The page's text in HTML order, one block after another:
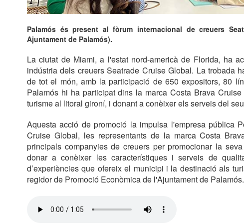
Palamós és present al fòrum internacional de creuers
Ajuntament de Palamós).
La ciutat de Miami, a l'estat nord-americà de Florida, ha
indústria dels creuers Seatrade Cruise Global. La trobada
de tot el món, amb la participació de 650 expositors, 80
Palamós hi ha participat dins la marca Costa Brava
turisme al litoral gironí, i donant a conèixer els serveis del
Aquesta acció de promoció la impulsa l'empresa pública
Cruise Global, les representants de la marca Costa
principals companyies de creuers per promocionar la
donar a conèixer les característiques i serveis de
d’experiències que ofereix el municipi i la destinació als
regidor de Promoció Econòmica de l'Ajuntament de Palamós.